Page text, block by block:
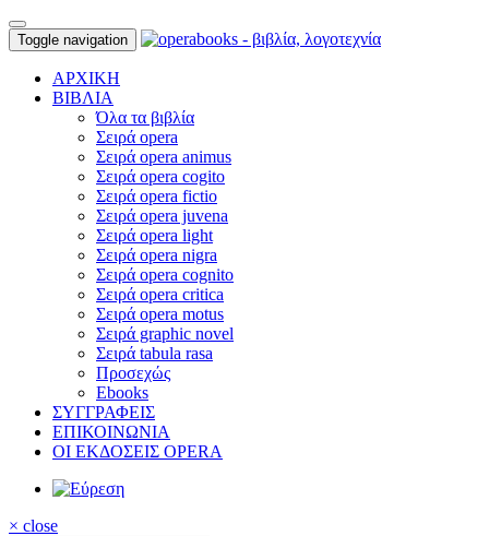
Toggle navigation
ΑΡΧΙΚΗ
ΒΙΒΛΙΑ
Όλα τα βιβλία
Σειρά opera
Σειρά opera animus
Σειρά opera cogito
Σειρά opera fictio
Σειρά opera juvena
Σειρά opera light
Σειρά opera nigra
Σειρά opera cognito
Σειρά opera critica
Σειρά opera motus
Σειρά graphic novel
Σειρά tabula rasa
Προσεχώς
Ebooks
ΣΥΓΓΡΑΦΕΙΣ
ΕΠΙΚΟΙΝΩΝΙΑ
ΟΙ ΕΚΔΟΣΕΙΣ OPERA
× close